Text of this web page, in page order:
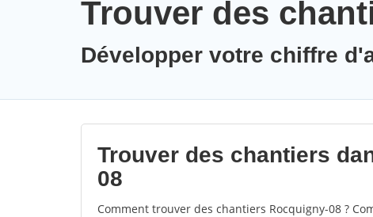
Trouver des
Développer votre chiffre
Trouver des chantiers
08
Comment trouver des chantiers Rocquigny-08 ?